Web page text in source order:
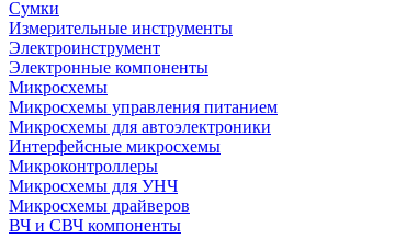
Сумки
Измерительные инструменты
Электроинструмент
Электронные компоненты
Микросхемы
Микросхемы управления питанием
Микросхемы для автоэлектроники
Интерфейсные микросхемы
Микроконтроллеры
Микросхемы для УНЧ
Микросхемы драйверов
ВЧ и СВЧ компоненты